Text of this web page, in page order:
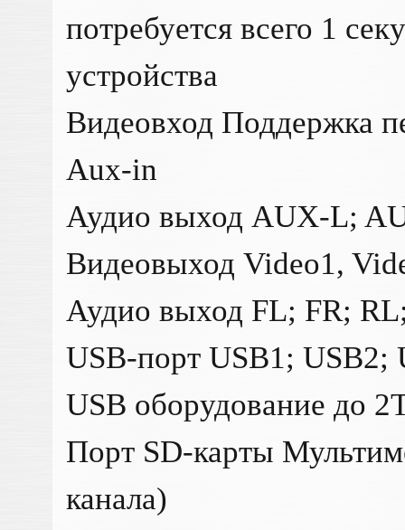
потребуется всего 1
устройства
Видеовход Поддержка
Aux-in
Аудио выход AUX-L;
Видеовыход Video1,
Аудио выход FL; FR;
USB-порт USB1; USB2;
USB оборудование до
Порт SD-карты
канала)